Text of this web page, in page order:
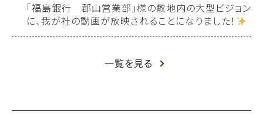
「福島銀行 郡山営業部」様の敷地内の大型ビジョン
に、我が社の動画が放映されることになりました！
一覧を見る